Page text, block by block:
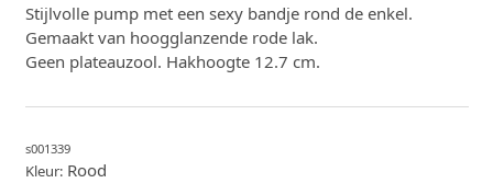
Stijlvolle pump met een sexy bandje rond de enkel.
Gemaakt van hoogglanzende rode lak.
Geen plateauzool. Hakhoogte 12.7 cm.
s001339
Kleur: Rood